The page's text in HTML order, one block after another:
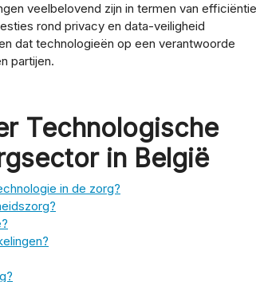
veelbelovend zijn in termen van efficiëntie
rond privacy en data-veiligheid
dat technologieën op een verantwoorde
partijen.
Technologische
in België
in de zorg?